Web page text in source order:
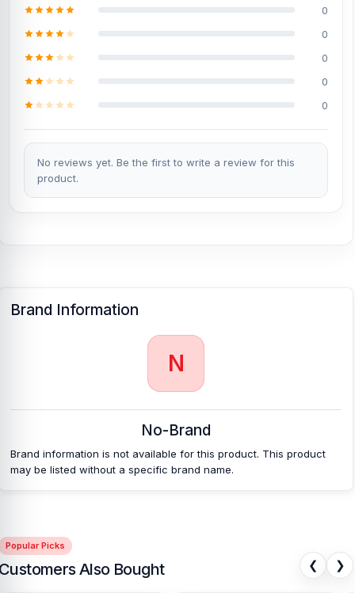
0
0
0
0
0
No reviews yet. Be the first to write a review for this
product.
Brand Information
N
No-Brand
Brand information is not available for this product. This product
may be listed without a specific brand name.
Popular Picks
Also Bought ❮ ❯